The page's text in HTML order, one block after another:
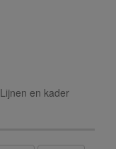
Lijnen en kader